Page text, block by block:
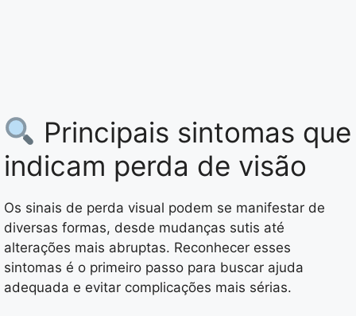
Principais sintomas que
indicam perda de visão
Os sinais de perda visual podem se manifestar de
diversas formas, desde mudanças sutis até
alterações mais abruptas. Reconhecer esses
sintomas é o primeiro passo para buscar ajuda
adequada e evitar complicações mais sérias.